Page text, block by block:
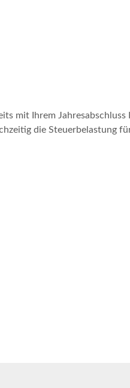
mit Ihrem Jahresabschluss
die Steuerbelastung